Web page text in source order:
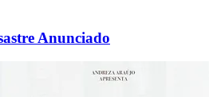
Anunciado